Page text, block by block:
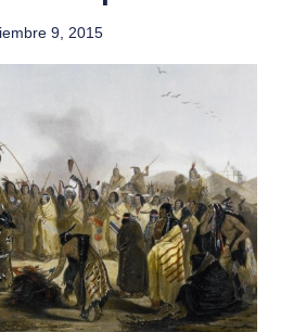
9, 2015